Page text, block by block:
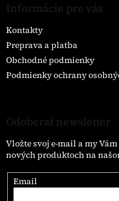
Informácie pre vás
Kontakty
Preprava a platba
Obchodné podmienky
Podmienky ochrany
Odoberať newsletter
Vložte svoj e-mail a my
nových produktoch na
Email